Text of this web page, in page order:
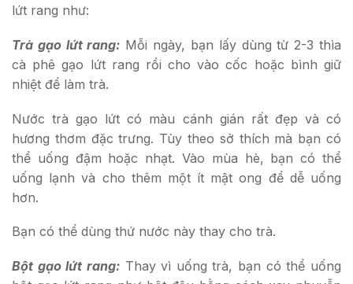
lứt rang như:
Trà gạo lứt rang: Mỗi ngày, bạn lấy dùng từ 2-3 thìa
cà phê gạo lứt rang rồi cho vào cốc hoặc bình giữ
nhiệt để làm trà.
Nước trà gạo lứt có màu cánh gián rất đẹp và có
hương thơm đặc trưng. Tùy theo sở thích mà bạn có
thể uống đậm hoặc nhạt. Vào mùa hè, bạn có thể
uống lạnh và cho thêm một ít mật ong để dễ uống
hơn.
Bạn có thể dùng thứ nước này thay cho trà.
Bột gạo lứt rang:Thay vì uống trà, bạn có thể uống